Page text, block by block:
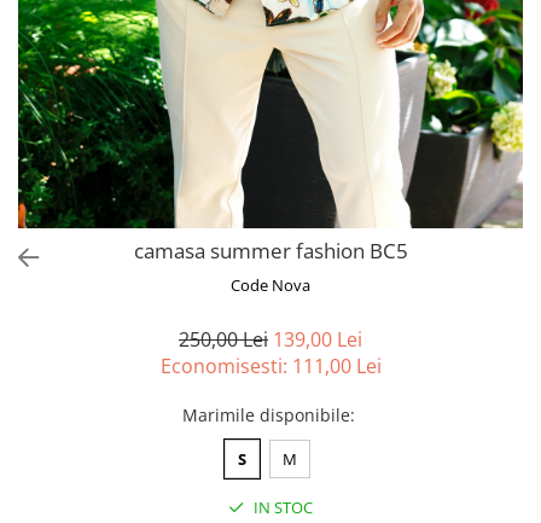
camasa summer fashion BC5
Code Nova
250,00 Lei 139,00 Lei
Economisesti: 111,00 Lei
Marimile disponibile:
S M
IN STOC